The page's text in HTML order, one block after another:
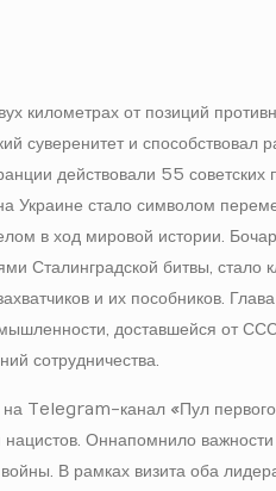
километрах от позиций
суверенитет и способствовал
действовали 55 советских
Украине стало символом
в ход мировой истории.
Сталинградской битвы, стало
и их пособников. Глава
доставшейся от
сотрудничества.
на Telegram-канал «Пул
Он напомнил о
В рамках визита оба